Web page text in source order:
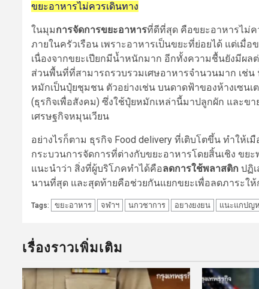
ขยะอาหารไม่ควรเดินทาง
ในมุมการจัดการขยะอาหารที่ดีที่สุด คือขยะอาหารไม่
ภายในครัวเรือน เพราะอาหารเป็นขยะที่ย่อยได้ แต่เมื่
เนื่องจากขยะเปียกมีน้ำหนักมาก อีกทั้งความชื้นยังมีผล
ส่วนพื้นที่ที่สามารถรวบรวมเศษอาหารจำนวนมาก เช่
หมักเป็นปุ๋ยชุมชน ตัวอย่างเช่น บนดาดฟ้าของห้างเซน
(ธุรกิจเพื่อสังคม) ซึ่งใช้ปุ๋ยหมักเหล่านี้มาปลูกผัก และข
เศรษฐกิจหมุนเวียน
อย่างไรก็ตาม ธุรกิจ Food delivery ที่เติบโตขึ้น ทำใ
กระบวนการจัดการที่ต่างกับขยะอาหารโดยสิ้นเชิง ขย
แนะนำว่า สิ่งที่ผู้บริโภคทำได้คือลดการใช้พลาสติก ปฏิ
นานที่สุด และสุดท้ายคือช่วยกันแยกขยะเพื่อลดภาระให้
Tags: ขยะอาหาร จฬาฯ นกวชาการ อยางยงยน แนะแกปญ
เรื่องราวเพิ่มเติม